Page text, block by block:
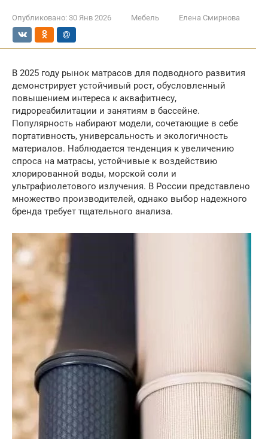
Опубликовано: 30 Янв 2026 Мебель Елена Смирнова
В 2025 году рынок матрасов для подводного развития
демонстрирует устойчивый рост, обусловленный
повышением интереса к аквафитнесу,
гидрореабилитации и занятиям в бассейне.
Популярность набирают модели, сочетающие в себе
портативность, универсальность и экологичность
материалов. Наблюдается тенденция к увеличению
спроса на матрасы, устойчивые к воздействию
хлорированной воды, морской соли и
ультрафиолетового излучения. В России представлено
множество производителей, однако выбор надежного
бренда требует тщательного анализа.